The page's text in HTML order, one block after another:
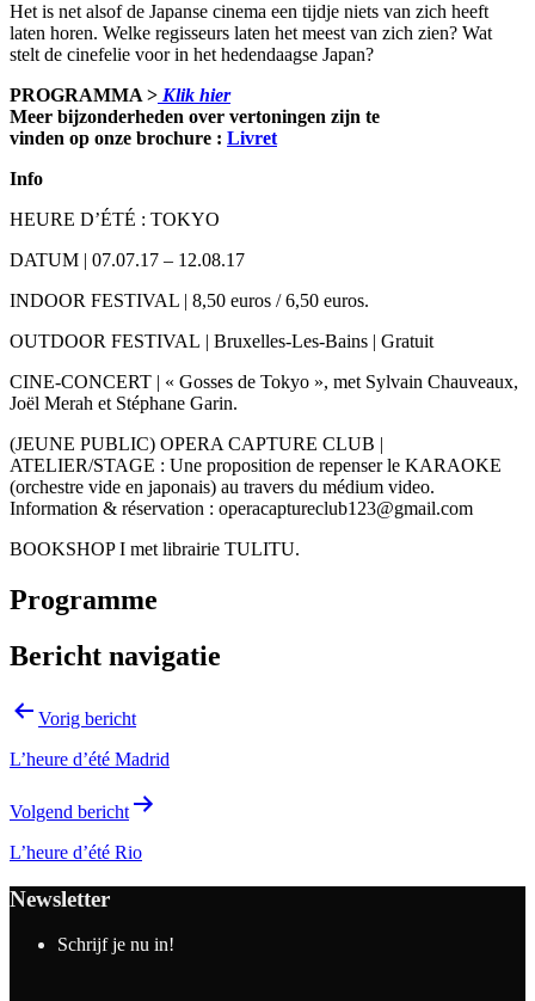
Het is net alsof de Japanse cinema een tijdje niets van zich heeft
laten horen. Welke regisseurs laten het meest van zich zien? Wat
stelt de cinefelie voor in het hedendaagse Japan?
PROGRAMMA > Klik hier
Meer bijzonderheden over vertoningen zijn te
vinden op onze brochure : Livret
Info
HEURE D’ÉTÉ : TOKYO
DATUM | 07.07.17 – 12.08.17
INDOOR FESTIVAL | 8,50 euros / 6,50 euros.
OUTDOOR FESTIVAL | Bruxelles-Les-Bains | Gratuit
CINE-CONCERT | « Gosses de Tokyo », met Sylvain Chauveaux,
Joël Merah et Stéphane Garin.
(JEUNE PUBLIC) OPERA CAPTURE CLUB |
ATELIER/STAGE : Une proposition de repenser le KARAOKE
(orchestre vide en japonais) au travers du médium video.
Information & réservation : operacaptureclub123@gmail.com
BOOKSHOP I met librairie TULITU.
Programme
Bericht navigatie
Vorig bericht
L’heure d’été Madrid
Volgend bericht
L’heure d’été Rio
Newsletter
Schrijf je nu in!